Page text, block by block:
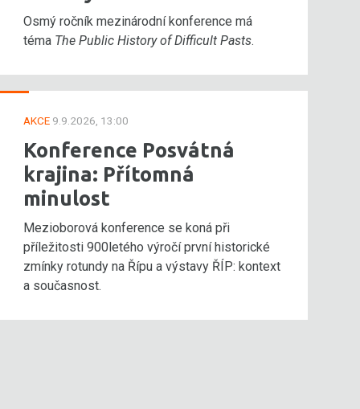
Osmý ročník mezinárodní konference má
téma The Public History of Difficult Pasts.
AKCE 9.9.2026, 13:00
Konference Posvátná
krajina: Přítomná
minulost
Mezioborová konference se koná při
příležitosti 900letého výročí první historické
zmínky rotundy na Řípu a výstavy ŘÍP: kontext
a současnost.